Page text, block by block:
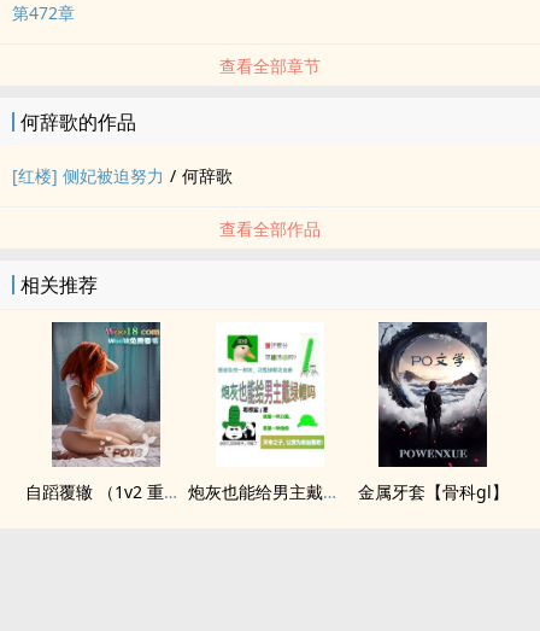
第472章
查看全部章节
何辞歌的作品
[红楼] 侧妃被迫努力 / 何辞歌
查看全部作品
相关推荐
自蹈覆辙 （1v2 重生） 炮灰也能给男主戴绿帽吗(NP) 金属牙套【骨科gl】